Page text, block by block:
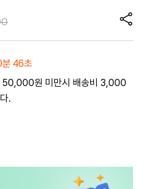
46초
50,000원 미만시 배송비 3,000
.